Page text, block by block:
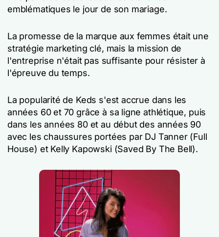
emblématiques le jour de son mariage.
La promesse de la marque aux femmes était une
stratégie marketing clé, mais la mission de
l'entreprise n'était pas suffisante pour résister à
l'épreuve du temps.
La popularité de Keds s'est accrue dans les
années 60 et 70 grâce à sa ligne athlétique, puis
dans les années 80 et au début des années 90
avec les chaussures portées par DJ Tanner (Full
House) et Kelly Kapowski (Saved By The Bell).